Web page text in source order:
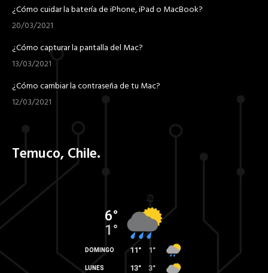
¿Cómo cuidar la batería de iPhone, iPad o MacBook?
20/03/2021
¿Cómo capturar la pantalla del Mac?
13/03/2021
¿Cómo cambiar la contraseña de tu Mac?
12/03/2021
Temuco, Chile.